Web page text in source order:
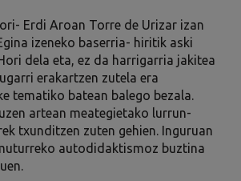
Erdi Aroan Torre de Urizar izan
izeneko baserria- hiritik aski
dela eta, ez da harrigarria jakitea
erakartzen zutela era
tematiko batean balego bezala.
artean meategietako lurrun-
txunditzen zuten gehien. Inguruan
autodidaktismoz buztina